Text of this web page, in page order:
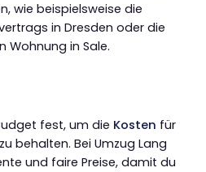
wie beispielsweise die
in Dresden oder die
Wohnung in Sale.
fest, um die Kosten für
behalten. Bei Umzug Lang
und faire Preise, damit du